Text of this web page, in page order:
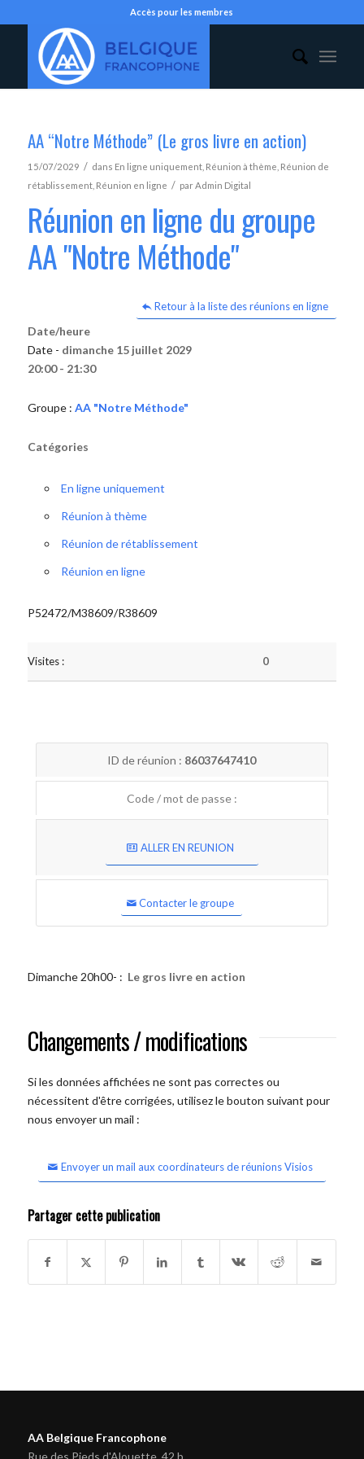
Accès pour les membres
AA “Notre Méthode” (Le gros livre en action)
15/07/2029 / dans En ligne uniquement, Réunion à thème Réunion de
rétablissement, Réunion en ligne / parAdmin Digital
Réunion en ligne du groupe
AA "Notre Méthode"
Retour à la liste des réunions en ligne
Date/heure
Date - dimanche 15 juillet 2029
20:00 - 21:30
Groupe : AA "Notre Méthode"
Catégories
En ligne uniquement
Réunion à thème
Réunion de rétablissement
Réunion en ligne
P52472/M38609/R38609
Visites : 0
ID de réunion : 86037647410
Code / mot de passe :
ALLER EN REUNION
Contacter le groupe
Dimanche 20h00- : Le gros livre en action
Changements / modifications
Si les données affichées ne sont pas correctes ou
nécessitent d'être corrigées, utilisez le bouton suivant pour
nous envoyer un mail :
Envoyer un mail aux coordinateurs de réunions Visios
Partager cette publication
AA Belgique Francophone
Rue des Pieds d'Alouette, 42 b